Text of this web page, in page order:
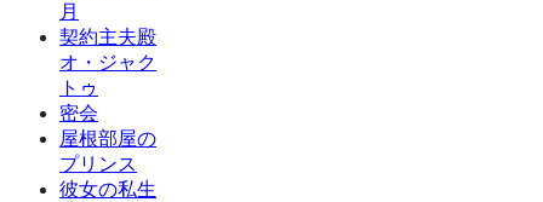
月
契約主夫殿
オ・ジャク
トゥ
密会
屋根部屋の
プリンス
彼女の私生